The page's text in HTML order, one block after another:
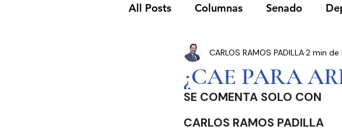
All Posts Columnas Senado
Congreso Cdmx Presidencia
Seguridad Pública Ciudad de
¿CAE PARA
CARLOS RAMOS PADILLA2 min de
SE COMENTA SOLO CON
CARLOS RAMOS PADILLA